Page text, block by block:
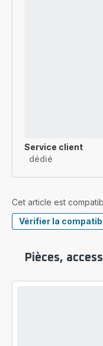
Service client
dédié
Cet article est
Vérifier la
Pièces,